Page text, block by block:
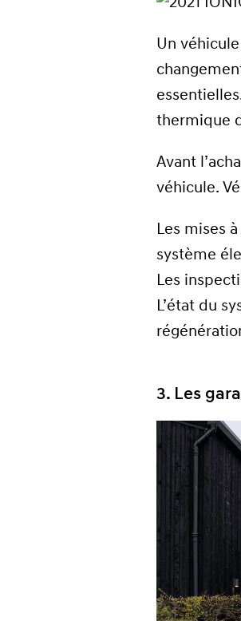
Un
thermique
Avant
véhicule.
Les mises
système
Les
L’état du
3. Les